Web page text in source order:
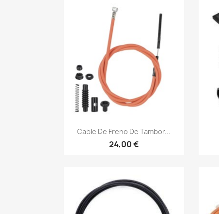
 Vista rápida
Cable De Freno De Tambor...
24,00 €